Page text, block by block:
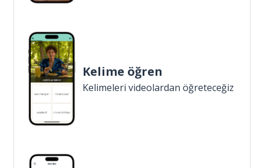
Kelime öğren
Kelimeleri videolardan öğreteceğiz